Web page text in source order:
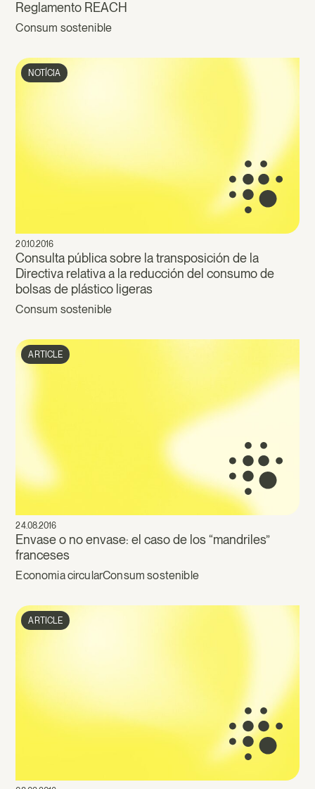
Reglamento REACH
Consum sostenible
NOTÍCIA
20.10.2016
Consulta pública sobre la transposición de la
Directiva relativa a la reducción del consumo de
bolsas de plástico ligeras
Consum sostenible
ARTICLE
24.08.2016
Envase o no envase: el caso de los “mandriles”
franceses
Economia circularConsum sostenible
ARTICLE